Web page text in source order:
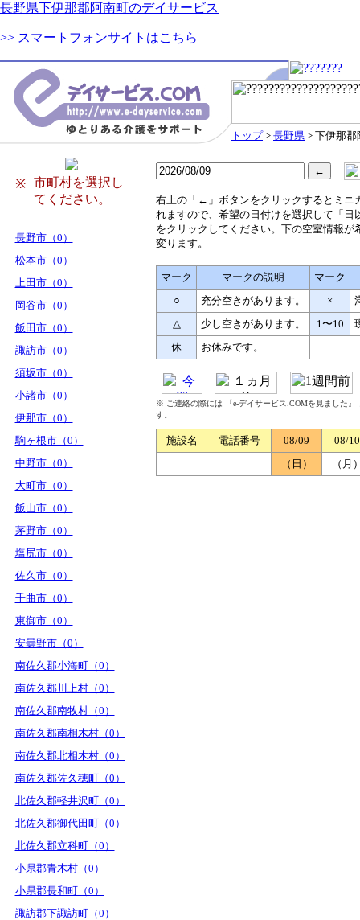
長野県下伊那郡阿南町のデイサービス
>> スマートフォンサイトはこちら
トップ> 長野県 > 下伊那郡
※
市町村を選択し
てください。
長野市（0）
松本市（0）
上田市（0）
岡谷市（0）
飯田市（0）
諏訪市（0）
須坂市（0）
小諸市（0）
伊那市（0）
駒ヶ根市（0）
中野市（0）
大町市（0）
飯山市（0）
茅野市（0）
塩尻市（0）
佐久市（0）
千曲市（0）
東御市（0）
安曇野市（0）
南佐久郡小海町（0）
南佐久郡川上村（0）
南佐久郡南牧村（0）
南佐久郡南相木村（0）
南佐久郡北相木村（0）
南佐久郡佐久穂町（0）
北佐久郡軽井沢町（0）
北佐久郡御代田町（0）
北佐久郡立科町（0）
小県郡青木村（0）
小県郡長和町（0）
諏訪郡下諏訪町（0）
右上の「←」ボタンをクリックするとミニ
れますので、希望の日付けを選択して「日
をクリックしてください。下の空室情報が
変ります。
マーク マークの説明
マーク
○
充分空きがあります。 ×
△
少し空きがあります。 1〜10
休
お休みです。
※ ご連絡の際には 『e-デイサービス.COMを見ました
す。
施設名 電話番号 08/09
08/10
（日）
（月